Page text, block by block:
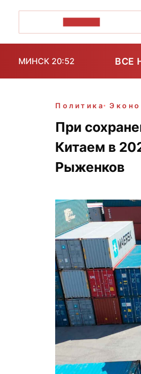
МИНСК 20:52 ВСЕ
Политика
При
Китаем в
Рыженков